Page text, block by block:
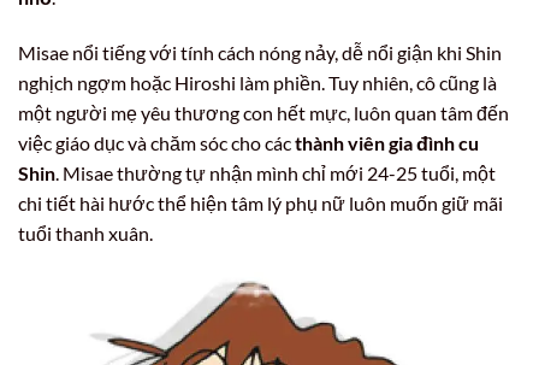
Misae nổi tiếng với tính cách nóng nảy, dễ nổi giận khi Shin
nghịch ngợm hoặc Hiroshi làm phiền. Tuy nhiên, cô cũng là
một người mẹ yêu thương con hết mực, luôn quan tâm đến
việc giáo dục và chăm sóc cho cácthành viên gia đình cu
Shin . Misae thường tự nhận mình chỉ mới 24-25 tuổi, một
chi tiết hài hước thể hiện tâm lý phụ nữ luôn muốn giữ mãi
tuổi thanh xuân.